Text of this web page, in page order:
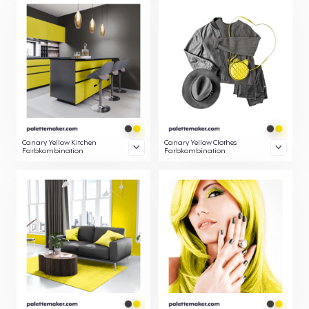
Canary Yellow Kitchen
Farbkombination
Canary Yellow Clothes
Farbkombination